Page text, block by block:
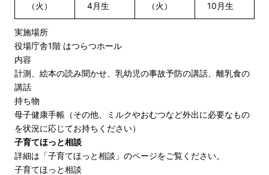
（火）
4月生
（火）
10月生
実施場所
役場庁舎1階 はつらつホール
内容
計測、絵本の読み聞かせ、乳幼児の事故予防の講話、離乳食の
講話
持ち物
母子健康手帳（その他、ミルクやおむつなど外出に必要なもの
を状況に応じてお持ちください）
子育てほっと相談
詳細は「子育てほっと相談」のページをご覧ください。
子育てほっと相談